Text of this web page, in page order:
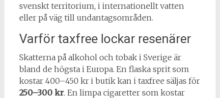
svenskt territorium, i internationellt vatten
eller på väg till undantagsområden.
Varför taxfree lockar resenärer
Skatterna på alkohol och tobak i Sverige är
bland de högsta i Europa. En flaska sprit som
kostar 400–450 kr i butik kan i taxfree säljas för
250–300 kr. En limpa cigaretter som kostar